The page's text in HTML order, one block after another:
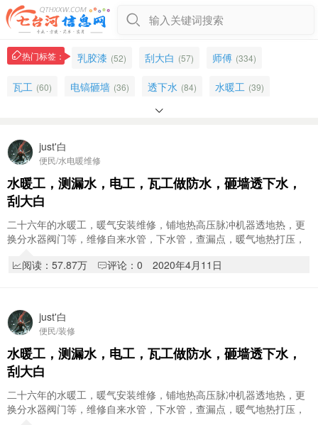
输入关键词搜索
热门标签： 乳胶漆 (52) 刮大白 (57) 师傅 (334)
瓦工 (60) 电镐砸墙 (36) 透下水 (84) 水暖工 (39)
水暖电工
透地热 (71)
维修 家装 (101) 电焊 装修 (1874)
专业刮大白

just'白
便民/水电暖维修
水暖工，测漏水，电工，瓦工做防水，砸墙透下水，
刮大白
二十六年的水暖工，暖气安装维修，铺地热高压脉冲机器透地热，更
换分水器阀门等，维修自来水管，下水管，查漏点，暖气地热打压，
阅读：57.87万
评论：0 2020年4月11日
just'白
便民/装修
水暖工，测漏水，电工，瓦工做防水，砸墙透下水，
刮大白
二十六年的水暖工，暖气安装维修，铺地热高压脉冲机器透地热，更
换分水器阀门等，维修自来水管，下水管，查漏点，暖气地热打压，